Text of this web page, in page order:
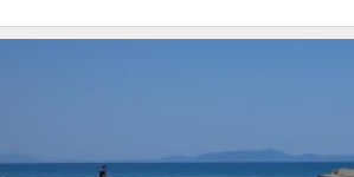
野
・